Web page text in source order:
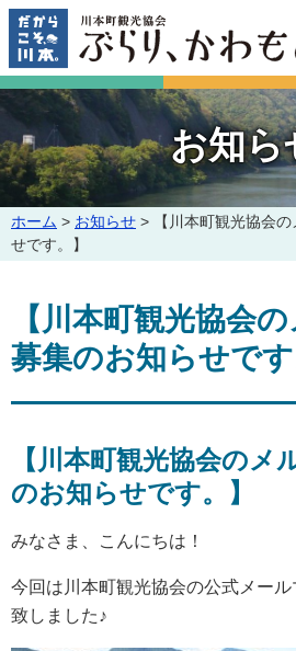
このページの本文へ
お知ら
こ
の
位
ホーム > お知らせ >
【川本町観光協会
せです。】
【川本町観光協会
募集のお知らせです
【川本町観光協会のメ
のお知らせです。】
みなさま、こんにちは！
今回は川本町観光協会の公式メー
致しました♪